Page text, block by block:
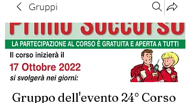
Gruppi
Gruppo dell'evento 24° Corso